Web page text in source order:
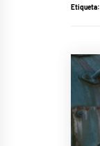
Etiqueta: